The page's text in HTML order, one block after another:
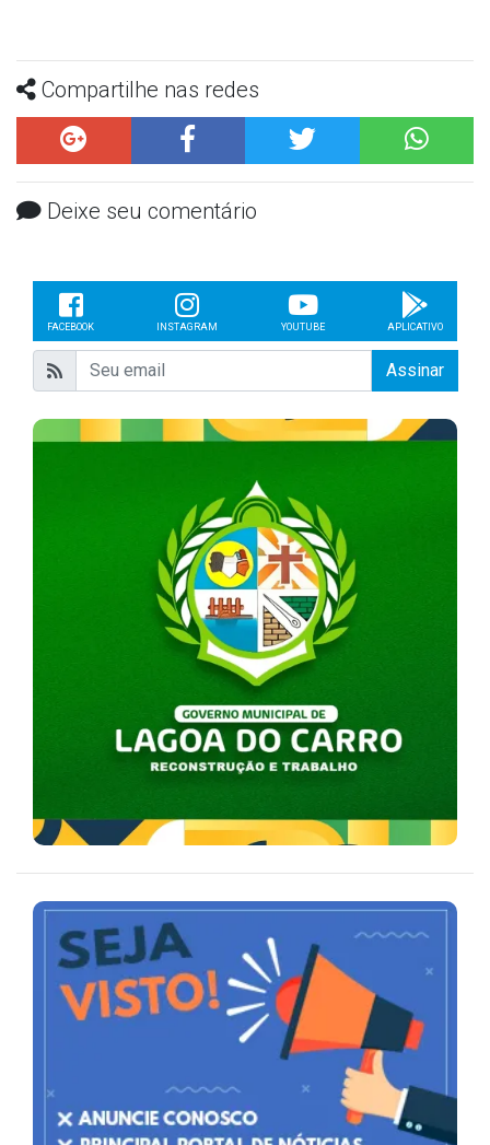
Compartilhe nas redes
Deixe seu comentário
FACEBOOK INSTAGRAM YOUTUBE APLICATIVO
Assinar